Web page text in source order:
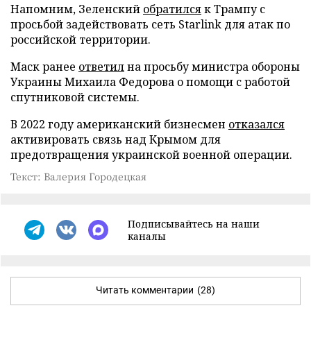
Напомним, Зеленский обратилсяк Трампу с
просьбой задействовать сеть Starlink для атак по
российской территории.
Маск ранее ответилна просьбу министра обороны
Украины Михаила Федорова о помощи с работой
спутниковой системы.
В 2022 году американский бизнесмен отказался
активировать связь над Крымом для
предотвращения украинской военной операции.
Текст: Валерия Городецкая
Подписывайтесь на наши
каналы
Читать комментарии (28)